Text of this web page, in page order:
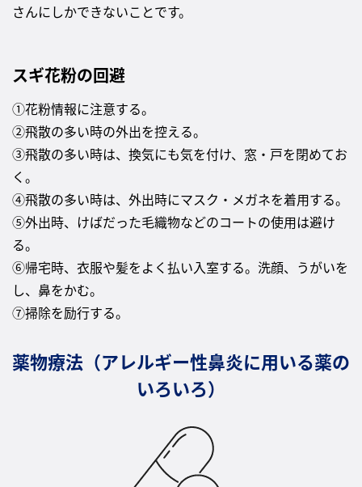
さんにしかできないことです。
スギ花粉の回避
①花粉情報に注意する。
②飛散の多い時の外出を控える。
③飛散の多い時は、換気にも気を付け、窓・戸を閉めてお
く。
④飛散の多い時は、外出時にマスク・メガネを着用する。
⑤外出時、けばだった毛織物などのコートの使用は避け
る。
⑥帰宅時、衣服や髪をよく払い入室する。洗顔、うがいを
し、鼻をかむ。
⑦掃除を励行する。
薬物療法（アレルギー性鼻炎に用いる薬の
いろいろ）